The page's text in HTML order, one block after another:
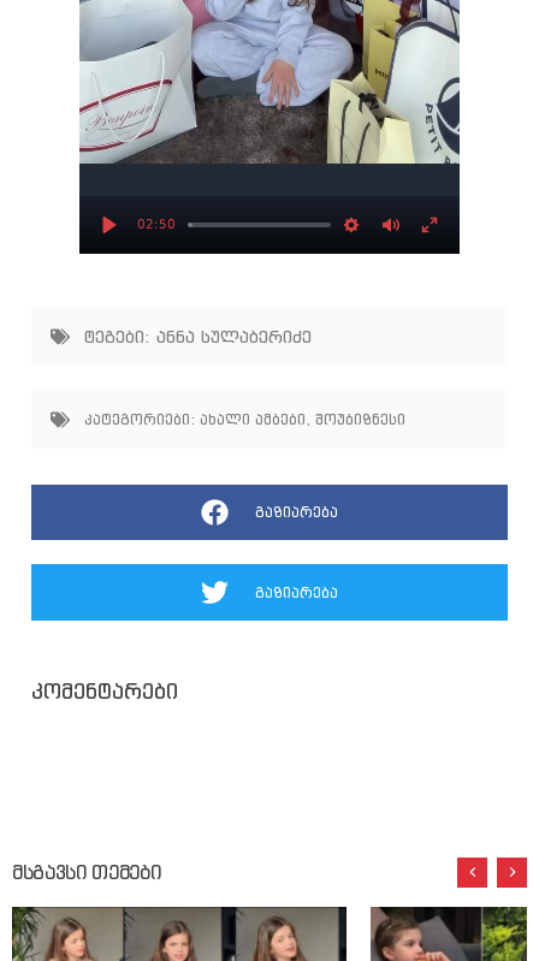
Play
02:50
Settings
MuteEnter
ტეგები: ანნა სულაბერიძე
კატეგორიები: ახალი ამბები , შოუბიზნესი
გაზიარება
გაზიარება
კომენტარები
მსგავსი თემები